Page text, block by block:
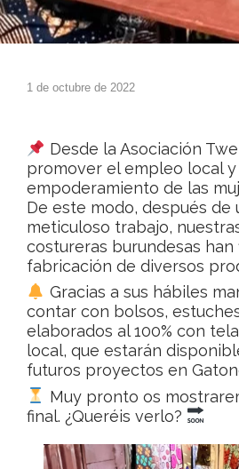
1 de octubre de 2022
Desde la Asociación
promover el empleo local
empoderamiento de las
De este modo, después de
meticuloso trabajo,
costureras burundesas han
fabricación de diversos
Gracias a sus hábiles
contar con bolsos,
elaborados al 100% con
local, que estarán
futuros proyectos en
Muy pronto os
final. ¿Queréis verlo?